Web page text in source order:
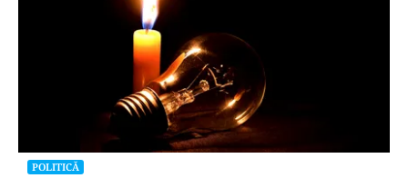
POLITICĂ